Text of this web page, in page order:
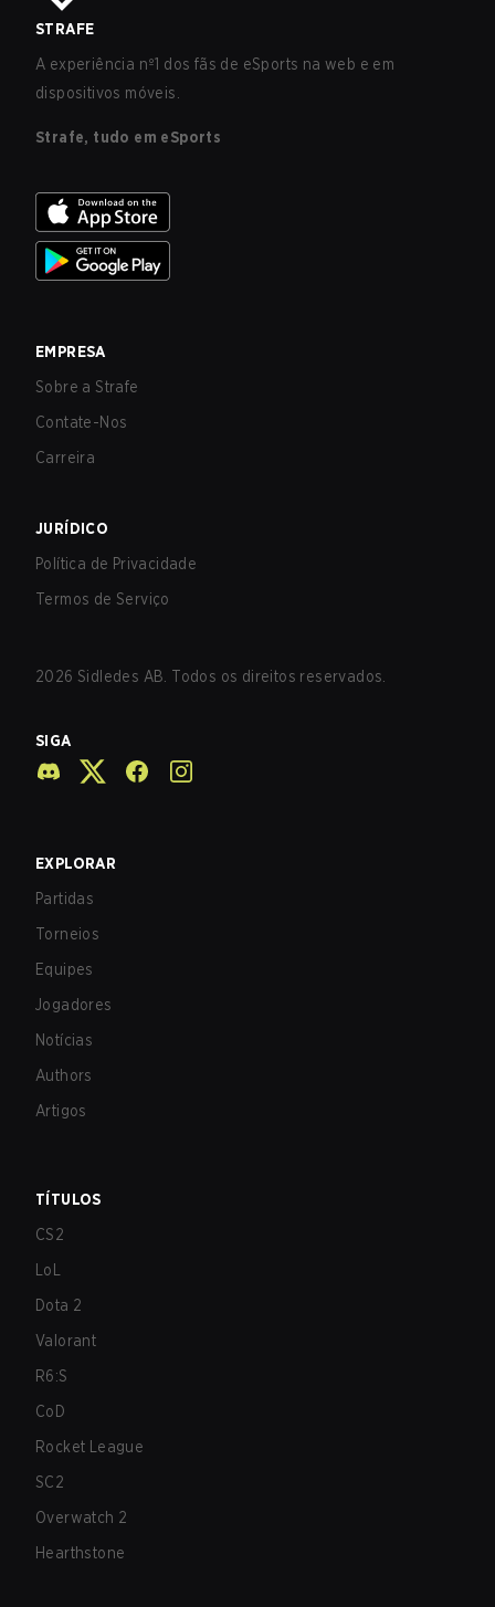
STRAFE
A experiência nº1 dos fãs de eSports na web e em
dispositivos móveis.
Strafe, tudo em eSports
EMPRESA
Sobre a Strafe
Contate-Nos
Carreira
JURÍDICO
Política de Privacidade
Termos de Serviço
2026 Sidledes AB. Todos os direitos reservados.
SIGA
EXPLORAR
Partidas
Torneios
Equipes
Jogadores
Notícias
Authors
Artigos
TÍTULOS
CS2
LoL
Dota 2
Valorant
R6:S
CoD
Rocket League
SC2
Overwatch 2
Hearthstone